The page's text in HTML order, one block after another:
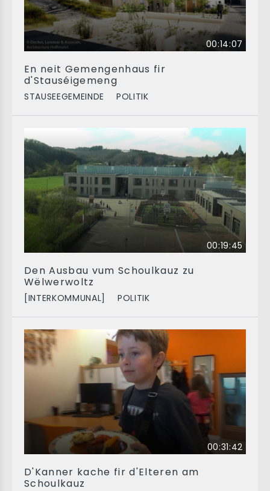
00:14:07
En neit Gemengenhaus fir
d'Stauséigemeng
STAUSEEGEMEINDE POLITIK
00:19:45
Den Ausbau vum Schoulkauz zu
Wëlwerwoltz
[INTERKOMMUNAL] POLITIK
00:31:42
D'Kanner kache fir d'Elteren am
Schoulkauz